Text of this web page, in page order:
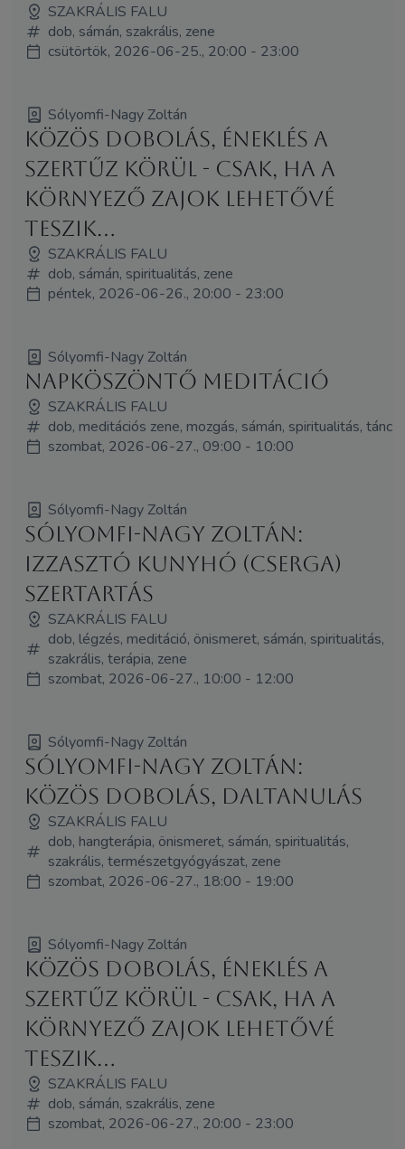
SZAKRÁLIS FALU
dob, sámán, szakrális, zene
csütörtök, 2026-06-25., 20:00 - 23:00
Sólyomfi-Nagy Zoltán
Közös dobolás, éneklés a
Szertűz körül - csak, ha a
környező zajok lehetővé
teszik...
SZAKRÁLIS FALU
dob, sámán, spiritualitás, zene
péntek, 2026-06-26., 20:00 - 23:00
Sólyomfi-Nagy Zoltán
Napköszöntő meditáció
SZAKRÁLIS FALU
dob, meditációs zene, mozgás, sámán, spiritualitás, tánc
szombat, 2026-06-27., 09:00 - 10:00
Sólyomfi-Nagy Zoltán
Sólyomfi-Nagy Zoltán:
Izzasztó kunyhó (Cserga)
szertartás
SZAKRÁLIS FALU
dob, légzés, meditáció, önismeret, sámán, spiritualitás,
szakrális, terápia, zene
szombat, 2026-06-27., 10:00 - 12:00
Sólyomfi-Nagy Zoltán
Sólyomfi-Nagy Zoltán:
Közös dobolás, daltanulás
SZAKRÁLIS FALU
dob, hangterápia, önismeret, sámán, spiritualitás,
szakrális, természetgyógyászat, zene
szombat, 2026-06-27., 18:00 - 19:00
Sólyomfi-Nagy Zoltán
Közös dobolás, éneklés a
Szertűz körül - csak, ha a
környező zajok lehetővé
teszik...
SZAKRÁLIS FALU
dob, sámán, szakrális, zene
szombat, 2026-06-27., 20:00 - 23:00